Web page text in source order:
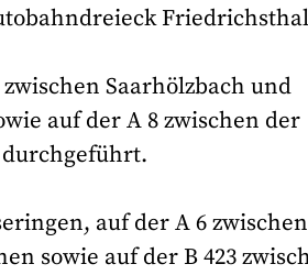
Saarhölzbach und
auf der A 8 zwischen der
auf der A 6
sowie auf der B 423